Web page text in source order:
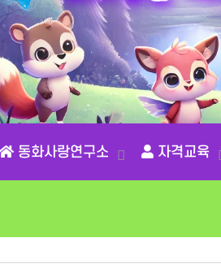
동화사랑연구소 자격교육